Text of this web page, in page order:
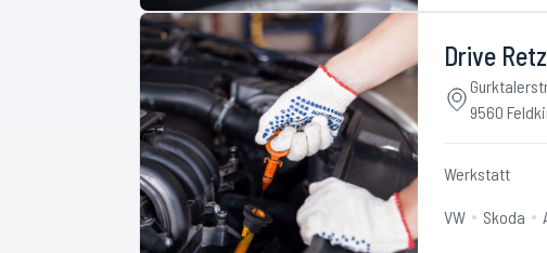
Drive
9560
Werkstatt
VW Skoda